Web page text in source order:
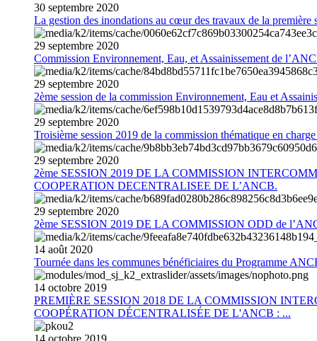
30 septembre 2020
La gestion des inondations au cœur des travaux de la première
29 septembre 2020
Commission Environnement, Eau, et Assainissement de
29 septembre 2020
2ème session de la commission Environnement, Eau et
29 septembre 2020
Troisième session 2019 de la commission thématique en
29 septembre 2020
2ème SESSION 2019 DE LA COMMISSION
COOPERATION DECENTRALISEE DE L’ANCB.
29 septembre 2020
2ème SESSION 2019 DE LA COMMISSION ODD de
14 août 2020
Tournée dans les communes bénéficiaires du Programme
14 octobre 2019
PREMIÈRE SESSION 2018 DE LA COMMISSION
COOPÉRATION DÉCENTRALISÉE DE L'ANCB : ...
14 octobre 2019